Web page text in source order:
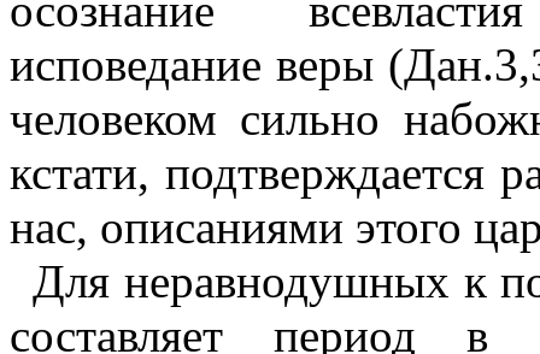
осознание
исповедание веры
человеком сильно
кстати, подтверждается
нас, описаниями этого
Для неравнодушных к
составляет период в